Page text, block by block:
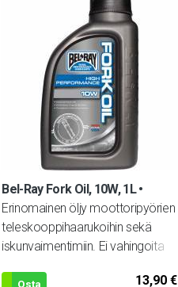
Bel-Ray Fork Oil, 10W, 1L
Erinomainen öljy moottoripyörien
teleskooppihaarukoihin sekä
iskunvaimentimiin. Ei vahingoita
Osta 13,90 €